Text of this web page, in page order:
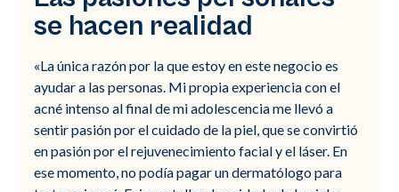
se hacen realidad
«La única razón por la que estoy en este negocio es
ayudar a las personas. Mi propia experiencia con el
acné intenso al final de mi adolescencia me llevó a
sentir pasión por el cuidado de la piel, que se convirtió
en pasión por el rejuvenecimiento facial y el láser. En
ese momento, no podía pagar un dermatólogo para